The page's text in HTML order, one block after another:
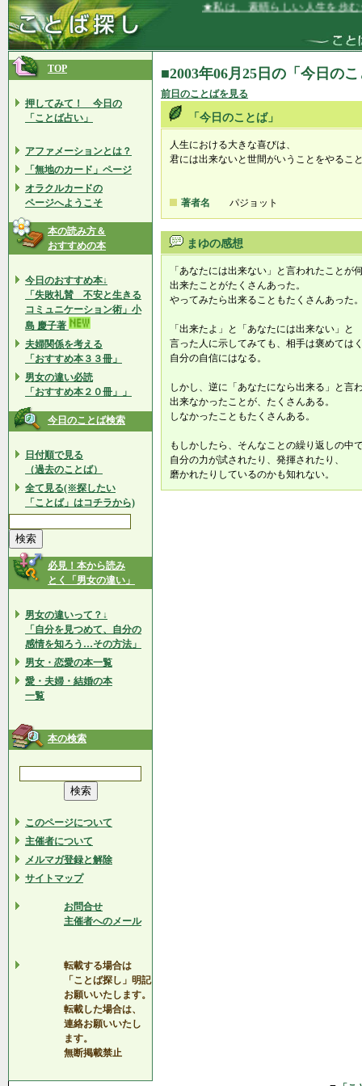
★私は、素晴らしい人生を歩む
TOP
押してみて！ 今日の
「ことば占い」
アファメーションとは？
「無地のカード」ページ
オラクルカードの
ページへようこそ
本の読み方＆
おすすめの本
今日のおすすめ本↓
「失敗礼賛 不安と生きる
コミュニケーション術」小
島 慶子著
夫婦関係を考える
「おすすめ本３３冊」
男女の違い必読
「おすすめ本２０冊」」
今日のことば検索
日付順で見る
（過去のことば）
全て見る(※探したい
「ことば」はコチラから)
必見！本から読み
とく「男女の違い」
男女の違いって？↓
「自分を見つめて、自分の
感情を知ろう…その方法」
男女・恋愛の本一覧
愛・夫婦・結婚の本
一覧
本の検索
このページについて
主催者について
メルマガ登録と解除
サイトマップ
お問合せ
主催者へのメール
転載する場合は
「ことば探し」明記
お願いいたします。
転載した場合は、
連絡お願いいたし
ます。
無断掲載禁止
■2003年06月25日の「今日の
前日のことばを見る
「今日のことば」
人生における大きな喜びは、
君には出来ないと世間がいうことをやるこ
著者名 パジョット
まゆの感想
「あなたには出来ない」と言われたことが
出来たことがたくさんあった。
やってみたら出来ることもたくさんあった
「出来たよ」と「あなたには出来ない」と
言った人に示してみても、相手は褒めては
自分の自信にはなる。
しかし、逆に「あなたになら出来る」と言
出来なかったことが、たくさんある。
しなかったこともたくさんある。
もしかしたら、そんなことの繰り返しの中
自分の力が試されたり、発揮されたり、
磨かれたりしているのかも知れない。